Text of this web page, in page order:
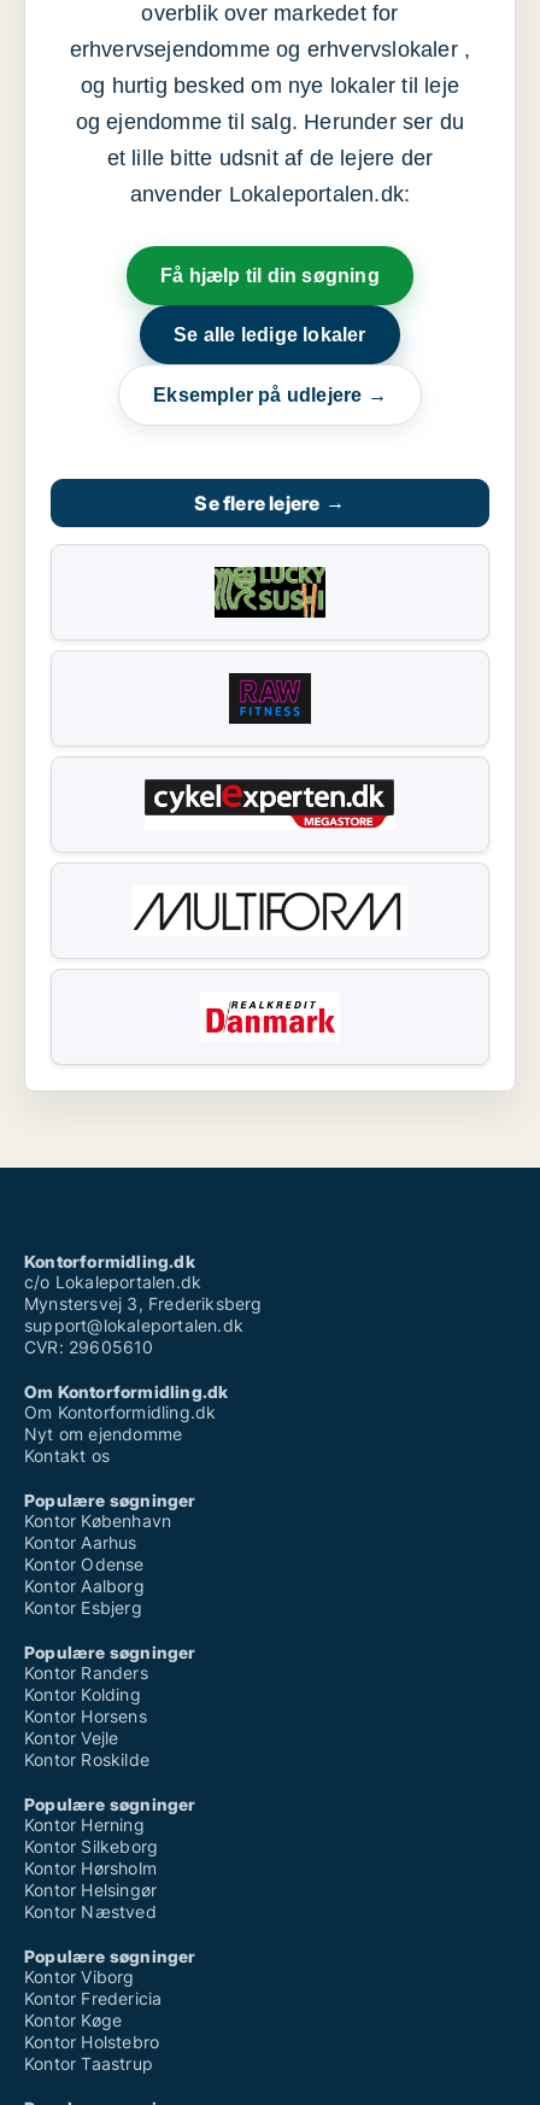
overblik over markedet for
erhvervsejendomme og erhvervslokaler ,
og hurtig besked om nye lokaler til leje
og ejendomme til salg. Herunder ser du
et lille bitte udsnit af de lejere der
anvender Lokaleportalen.dk:
Få hjælp til din søgning
Se alle ledige lokaler
Eksempler på udlejere →
Se flere lejere →
Kontorformidling.dk
c/o Lokaleportalen.dk
Mynstersvej 3, Frederiksberg
support@lokaleportalen.dk
CVR: 29605610
Om Kontorformidling.dk
Om Kontorformidling.dk
Nyt om ejendomme
Kontakt os
Populære søgninger
Kontor København
Kontor Aarhus
Kontor Odense
Kontor Aalborg
Kontor Esbjerg
Populære søgninger
Kontor Randers
Kontor Kolding
Kontor Horsens
Kontor Vejle
Kontor Roskilde
Populære søgninger
Kontor Herning
Kontor Silkeborg
Kontor Hørsholm
Kontor Helsingør
Kontor Næstved
Populære søgninger
Kontor Viborg
Kontor Fredericia
Kontor Køge
Kontor Holstebro
Kontor Taastrup